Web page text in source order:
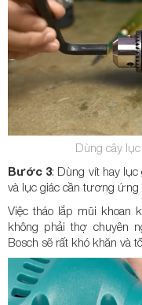
Dùng cây
Bước 3: Dùng vít hay
và lục giác cần tương ứng
Việc tháo lắp mũi khoan
không phải thợ chuyên
Bosch sẽ rất khó khăn và